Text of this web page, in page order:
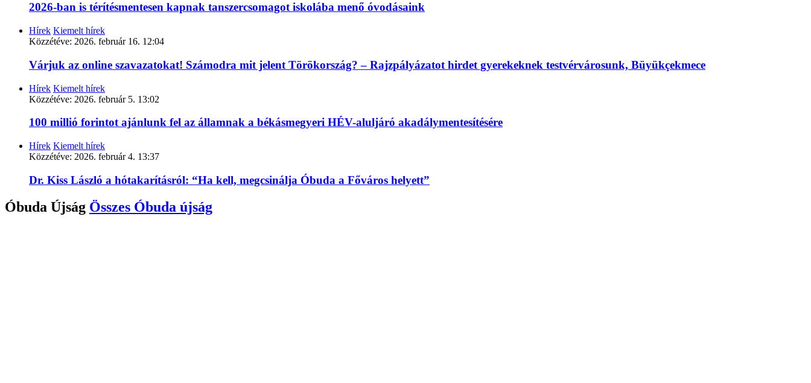
2026-ban is térítésmentesen kapnak tanszercsomagot iskolába menő óvodásaink
Hírek Kiemelt hírek
Közzétéve: 2026. február 16. 12:04
Várjuk az online szavazatokat! Számodra mit jelent Törökország? – Rajzpályázatot hirdet gyerekeknek testvérvárosunk, Büyükçekmece
Hírek Kiemelt hírek
Közzétéve: 2026. február 5. 13:02
100 millió forintot ajánlunk fel az államnak a békásmegyeri HÉV-aluljáró akadálymentesítésére
Hírek Kiemelt hírek
Közzétéve: 2026. február 4. 13:37
Dr. Kiss László a hótakarításról: “Ha kell, megcsinálja Óbuda a Főváros helyett”
Óbuda Újság Összes Óbuda újság